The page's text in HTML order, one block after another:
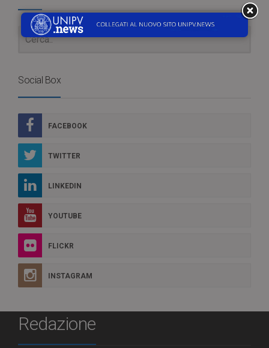
Social Box
FACEBOOK
TWITTER
LINKEDIN
YOUTUBE
FLICKR
INSTAGRAM
Redazione